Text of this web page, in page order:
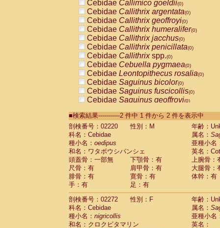
Cebidae Callimico goeldii(0)
Cebidae Callithrix argentata(0)
Cebidae Callithrix geoffroyi(0)
Cebidae Callithrix humeralifer(0)
Cebidae Callithrix jacchus(0)
Cebidae Callithrix penicillata(0)
Cebidae Callithrixspp.(0)
Cebidae Cebuella pygmaea(0)
Cebidae Leontopithecus rosalia(0)
Cebidae Saguinus bicolor(0)
Cebidae Saguinus fuscicollis(0)
Cebidae Saguinus geoffroyi(0)
CebidaeSaguinus labiatus(0)
Cebidae Saguinus leucopus (0)
Cebidae
Cebidae
CebidaeSaguinus nigricollis (1)
Cebidae Saguinus oedipus
Cebidae Saguinus weddelli
Cebidae Saguinusspp.
Cebidae Aotus trivirgatus
Cebidae Cebus albifrons
Cebidae
CebidaeCebus capucinus
CebidaeCebus nigrivittatus
■検索結果-----------2 件中 1 件から 2 件を表示中
剖検番号：02220
性別：M
年齢：
科名：Cebidae
属名：
種小名： oedipus
亜種小名
和名：ワタボウシパンシェ
英名：
頭蓋骨：一部無
下顎骨：有
上腕骨：
尺骨：有
肩甲骨：有
大腿骨：
腓骨：有
寛骨：有
体幹：有
手：有
足：有
剖検番号：02272
性別：F
年齢：
科名：Cebidae
属名：
種小名： nigricollis
亜種小名
和名：クロクビタマリン
英名：